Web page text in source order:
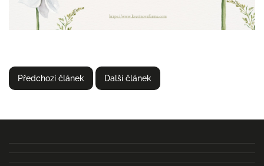
Předchozí článek Další článek